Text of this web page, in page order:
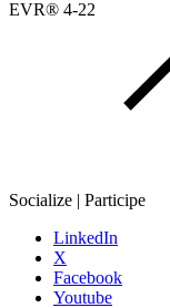
EVR® 4-22
Socialize | Participe
LinkedIn
X
Facebook
Youtube